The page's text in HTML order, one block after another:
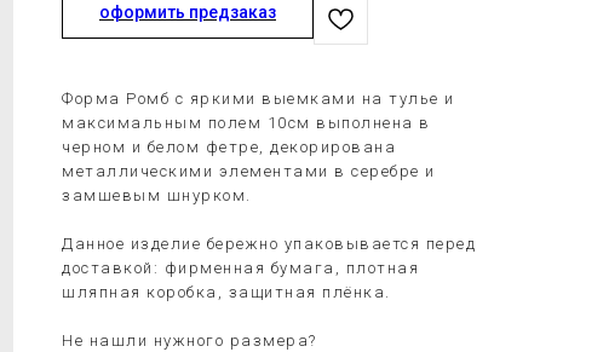
оформить предзаказ
Форма Ромб с яркими выемками на тулье и
максимальным полем 10см выполнена в
черном и белом фетре, декорирована
металлическими элементами в серебре и
замшевым шнурком.
Данное изделие бережно упаковывается перед
доставкой: фирменная бумага, плотная
шляпная коробка, защитная плёнка.
Не нашли нужного размера?